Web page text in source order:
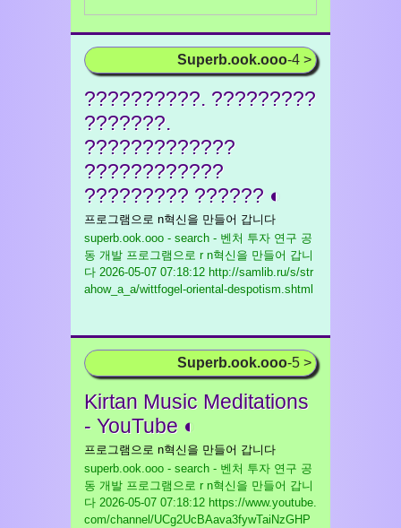
Superb.ook.ooo-4 >
??????????. ?????????
???????.
?????????????
????????????
????????? ?????? ◐
프로그램으로 n혁신을 만들어 갑니다
superb.ook.ooo - search - 벤처 투자 연구 공
동 개발 프로그램으로 r n혁신을 만들어 갑니
다 2026-05-07 07:18:12 http://samlib.ru/s/str
ahow_a_a/wittfogel-oriental-despotism.shtml
Superb.ook.ooo-5 >
Kirtan Music Meditations
- YouTube ◐
프로그램으로 n혁신을 만들어 갑니다
superb.ook.ooo - search - 벤처 투자 연구 공
동 개발 프로그램으로 r n혁신을 만들어 갑니
다 2026-05-07 07:18:12 https://www.youtube.
com/channel/UCg2UcBAava3fywTaiNzGHP